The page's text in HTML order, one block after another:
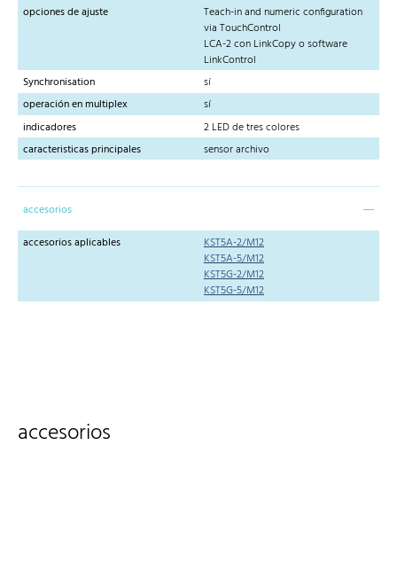
opciones de ajuste
Teach-in and numeric configuration
via TouchControl
LCA-2 con LinkCopy o software
LinkControl
Synchronisation
sí
operación en multiplex
sí
indicadores
2 LED de tres colores
caracteristicas principales
sensor archivo
accesorios
accesorios aplicables
KST5A-2/M12
KST5A-5/M12
KST5G-2/M12
KST5G-5/M12
accesorios